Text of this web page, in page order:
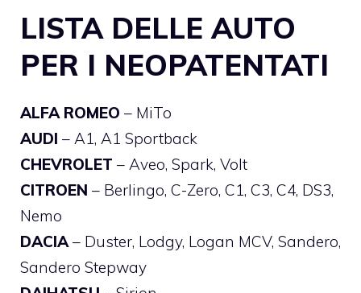
LISTA DELLE AUTO
PER I NEOPATENTATI
ALFA ROMEO – MiTo
AUDI – A1, A1 Sportback
CHEVROLET – Aveo, Spark, Volt
CITROEN – Berlingo, C-Zero, C1, C3, C4, DS3,
Nemo
DACIA– Duster, Lodgy, Logan MCV, Sandero,
Sandero Stepway